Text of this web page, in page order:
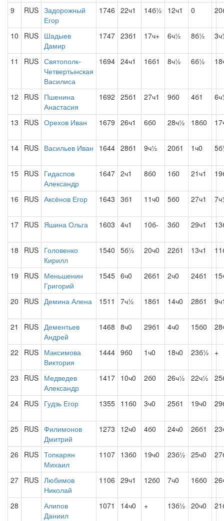
9 RUS Задорожный
Егор
1746 22ч1 14б½ 12ч1 0
10 RUS Шадыев
Дамир
1747 23б1 17ч+ 6ч½ 8б½
11 RUS Святополк-
Четвертынская
Василиса
1694 24ч1 16б1 8ч½ 6б½
12 RUS Пшенина
Анастасия
1692 25б1 27ч1 9б0 4б1
13 RUS Орехов Иван 1679 26ч1 6б0 28ч½ 18б0
14 RUS Васильев Иван 1644 28б1 9ч½ 20б1 1ч0
15 RUS Гидаспов
Александр
1647 2ч1 8б0 1б0 21ч1
16 RUS Аксёнов Егор 1643 3б1 11ч0 5б0 27ч1
17 RUS Яшина Ольга 1603 4ч1 10б- 3б0 29ч1
18 RUS Головенко
Кирилл
1540 5б½ 20ч0 22б1 13ч1
19 RUS Меньшенин
Григорий
1545 6ч0 26б1 2ч0 24б1
20 RUS Демина Алена 1511 7ч½ 18б1 14ч0 28б1
21 RUS Дементьев
Андрей
1468 8ч0 29б1 4ч0 15б0
22 RUS Максимова
Виктория
1444 9б0 1ч0 18ч0 23б½ +
23 RUS Медведев
Александр
1417 10ч0 2б0 26ч½ 22ч½
24 RUS Гудзь Егор 1355 11б0 3ч0 25б1 19ч0
25 RUS Филимонов
Дмитрий
1273 12ч0 4б0 24ч0 26б1
26 RUS Топкарян
Михаил
1107 13б0 19ч0 23б½ 25ч0
27 RUS Любимов
Николай
1106 29ч1 12б0 7ч0 16б0
28
Алипов
Даниил
1071 14ч0 + 13б½ 20ч0